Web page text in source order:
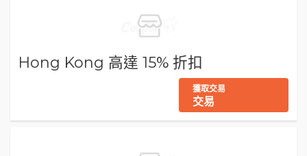
Hong Kong 高達 15% 折扣
獲取交易
交易